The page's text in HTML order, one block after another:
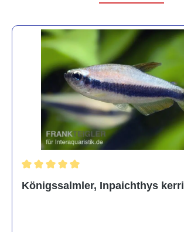
Königssalmler, Inpaichthys kerri